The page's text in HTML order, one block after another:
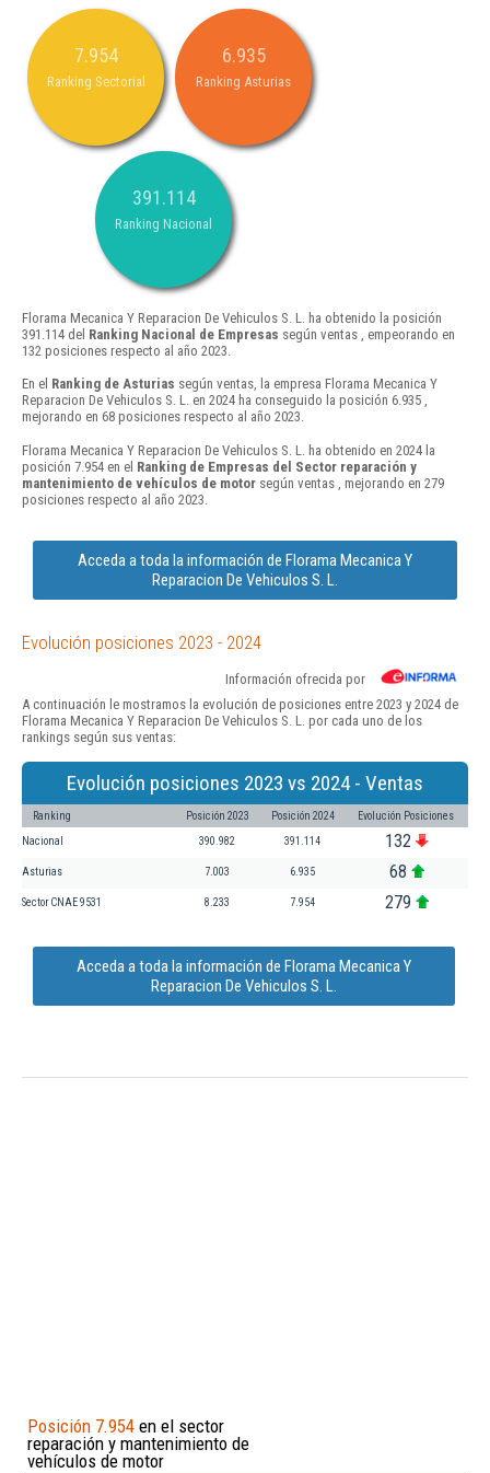
7.954
Ranking Sectorial
6.935
Ranking Asturias
391.114
Ranking Nacional
Florama Mecanica Y Reparacion De Vehiculos S. L. ha obtenido la posición
391.114 del Ranking Nacional de Empresas según ventas , empeorando en
132 posiciones respecto al año 2023.
En el Ranking de Asturias según ventas, la empresa Florama Mecanica Y
Reparacion De Vehiculos S. L. en 2024 ha conseguido la posición 6.935 ,
mejorando en 68 posiciones respecto al año 2023.
Florama Mecanica Y Reparacion De Vehiculos S. L. ha obtenido en 2024 la
posición 7.954 en el Ranking de Empresas del Sector reparación y
mantenimiento de vehículos de motor según ventas , mejorando en 279
posiciones respecto al año 2023.
Acceda a toda la información de Florama Mecanica Y
Reparacion De Vehiculos S. L.
Evolución posiciones 2023 - 2024
Información ofrecida por
A continuación le mostramos la evolución de posiciones entre 2023 y 2024 de
Florama Mecanica Y Reparacion De Vehiculos S. L. por cada uno de los
rankings según sus ventas:
Evolución posiciones 2023 vs 2024 - Ventas
Ranking Posición 2023 Posición 2024 Evolución Posiciones
Nacional 390.982 391.114 132
Asturias 7.003 6.935 68
Sector CNAE 9531 8.233 7.954 279
Acceda a toda la información de Florama Mecanica Y
Reparacion De Vehiculos S. L.
Posición 7.954 en el sector
reparación y mantenimiento de
vehículos de motor